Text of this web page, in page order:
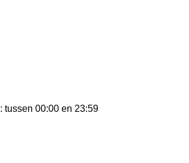
: tussen 00:00 en 23:59